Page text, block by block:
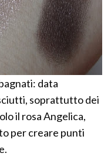
data
soprattutto dei
il rosa Angelica,
per creare punti